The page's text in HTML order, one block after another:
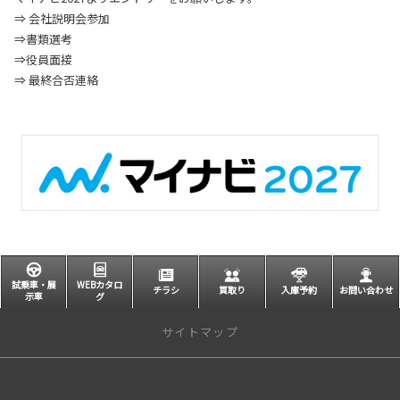
⇒ 会社説明会参加
⇒書類選考
⇒役員面接
⇒ 最終合否連絡
試乗車・展
示車
WEBカタロ
グ
チラシ 買取り 入庫予約 お問い合わせ
サイトマップ